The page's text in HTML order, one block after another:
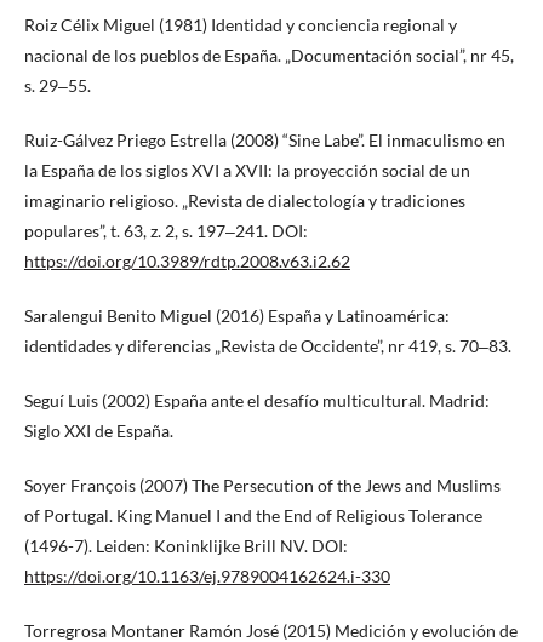
Roiz Célix Miguel (1981) Identidad y conciencia regional y
nacional de los pueblos de España. „Documentación social”, nr 45,
s. 29‒55.
Ruiz-Gálvez Priego Estrella (2008) “Sine Labe”. El inmaculismo en
la España de los siglos XVI a XVII: la proyección social de un
imaginario religioso. „Revista de dialectología y tradiciones
populares”, t. 63, z. 2, s. 197‒241. DOI:
https://doi.org/10.3989/rdtp.2008.v63.i2.62
Saralengui Benito Miguel (2016) España y Latinoamérica:
identidades y diferencias „Revista de Occidente”, nr 419, s. 70‒83.
Seguí Luis (2002) España ante el desafío multicultural. Madrid:
Siglo XXI de España.
Soyer François (2007) The Persecution of the Jews and Muslims
of Portugal. King Manuel I and the End of Religious Tolerance
(1496-7). Leiden: Koninklijke Brill NV. DOI:
https://doi.org/10.1163/ej.9789004162624.i-330
Torregrosa Montaner Ramón José (2015) Medición y evolución de